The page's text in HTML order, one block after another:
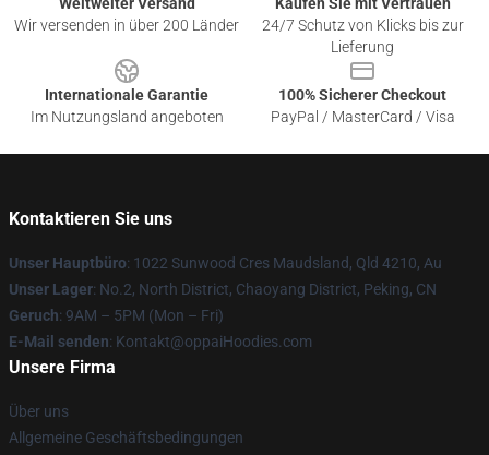
Wir versenden in über 200 Länder
24/7 Schutz von Klicks bis zur
Lieferung
Internationale Garantie
Im Nutzungsland angeboten
100% Sicherer Checkout
PayPal / MasterCard / Visa
Kontaktieren Sie uns
Unser Hauptbüro: 1022 Sunwood Cres Maudsland, Qld 4210, Au
Unser Lager: No.2, North District, Chaoyang District, Peking, CN
Geruch: 9AM – 5PM (Mon – Fri)
E-Mail senden: Kontakt@oppaiHoodies.com
Unsere Firma
Über uns
Allgemeine Geschäftsbedingungen